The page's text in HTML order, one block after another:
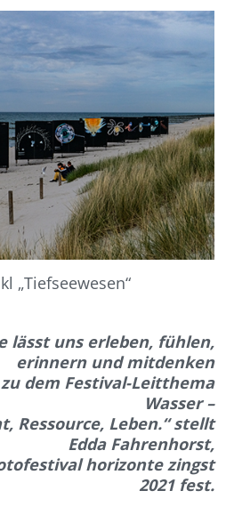
„Tiefseewesen“
lässt uns erleben, fühlen,
erinnern und mitdenken
dem Festival-Leitthema
Wasser –
Ressource, Leben.“ stellt
Edda Fahrenhorst,
horizonte zingst
2021 fest.